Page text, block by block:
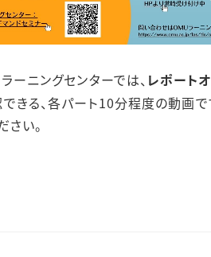
ーニングセンターでは、 レポート
きる、各パート10分程度の動画で
さい。